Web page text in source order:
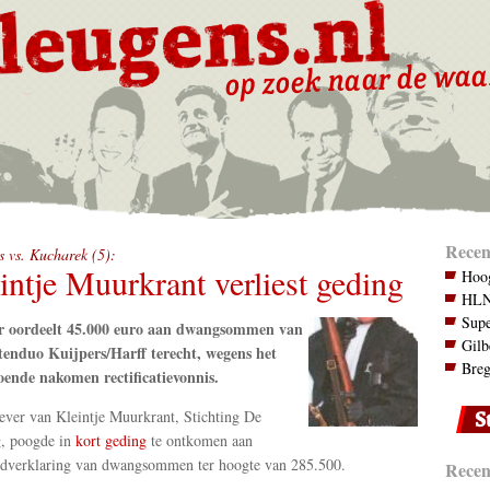
vs. Kucharek (5):
Muurkrant verliest geding
oordeelt 45.000 euro aan dwangsommen van
Kuijpers/Harff terecht, wegens het
nakomen rectificatievonnis.
van Kleintje Muurkrant, Stichting De
poogde in kort gedingte ontkomen aan
van dwangsommen ter hoogte van 285.500.